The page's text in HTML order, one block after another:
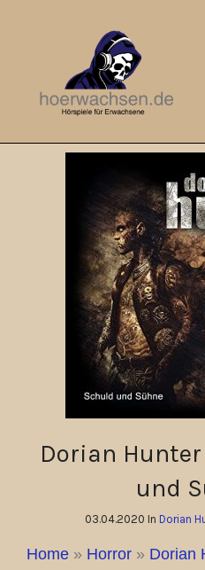
Dorian
und
03.04.2020 In Dorian
Home » Horror » Dorian